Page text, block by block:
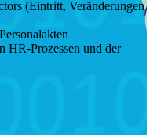
(Eintritt, Veränderungen
HR-Prozessen und der